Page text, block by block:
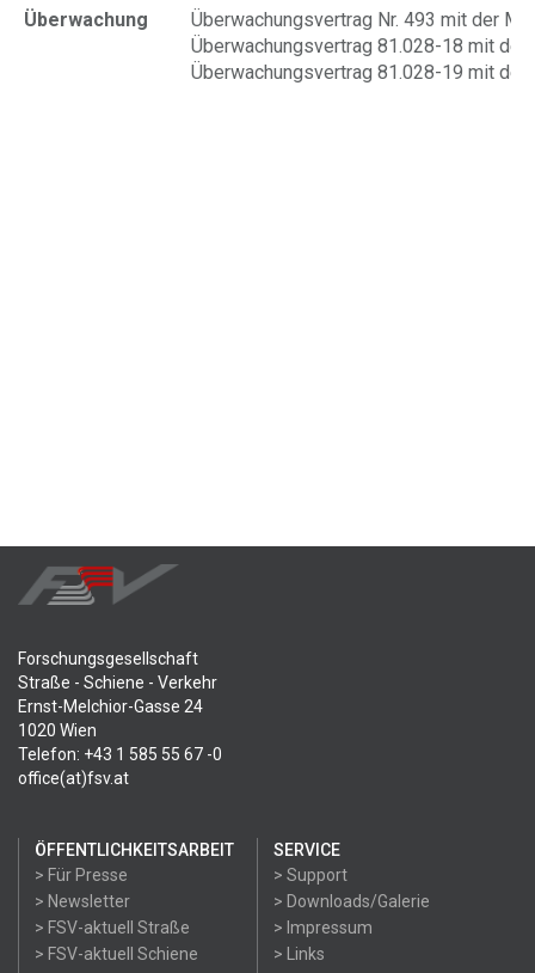
Überwachung
Überwachungsvertrag Nr. 493 mit der
Überwachungsvertrag 81.028-18 mit der
Überwachungsvertrag 81.028-19 mit der
Forschungsgesellschaft
Straße - Schiene - Verkehr
Ernst-Melchior-Gasse 24
1020 Wien
Telefon: +43 1 585 55 67 -0
office(at)fsv.at
ÖFFENTLICHKEITSARBEIT
> Für Presse
> Newsletter
> FSV-aktuell Straße
> FSV-aktuell Schiene
SERVICE
> Support
> Downloads/Galerie
> Impressum
> Links